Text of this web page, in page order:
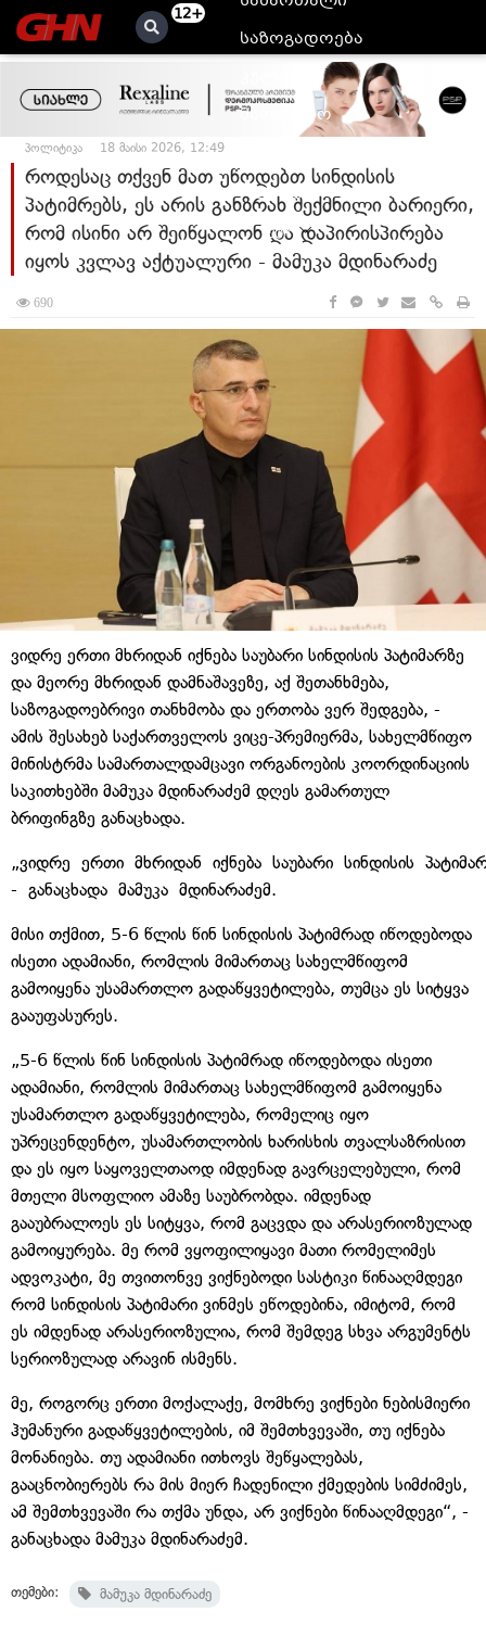
12+
საზოგადოება
კულტურა
მსოფლიო
ბლოგები
მეტი
პოლიტიკა 18 მაისი 2026, 12:49
როდესაც თქვენ მათ უწოდებთ სინდისის
პატიმრებს, ეს არის განზრახ შექმნილი ბარიერი,
რომ ისინი არ შეიწყალონ და დაპირისპირება
იყოს კვლავ აქტუალური - მამუკა მდინარაძე
690
ვიდრე ერთი მხრიდან იქნება საუბარი სინდისის პატიმარზე
და მეორე მხრიდან დამნაშავეზე, აქ შეთანხმება,
საზოგადოებრივი თანხმობა და ერთობა ვერ შედგება, -
ამის შესახებ საქართველოს ვიცე-პრემიერმა, სახელმწიფო
მინისტრმა სამართალდამცავი ორგანოების კოორდინაციის
საკითხებში მამუკა მდინარაძემ დღეს გამართულ
ბრიფინგზე განაცხადა.
„ვიდრე ერთი მხრიდან იქნება საუბარი სინდისის
- განაცხადა მამუკა მდინარაძემ.
მისი თქმით, 5-6 წლის წინ სინდისის პატიმრად იწოდებოდა
ისეთი ადამიანი, რომლის მიმართაც სახელმწიფომ
გამოიყენა უსამართლო გადაწყვეტილება, თუმცა ეს სიტყვა
გააუფასურეს.
„5-6 წლის წინ სინდისის პატიმრად იწოდებოდა ისეთი
ადამიანი, რომლის მიმართაც სახელმწიფომ გამოიყენა
უსამართლო გადაწყვეტილება, რომელიც იყო
უპრეცენდენტო, უსამართლობის ხარისხის თვალსაზრისით
და ეს იყო საყოველთაოდ იმდენად გავრცელებული, რომ
მთელი მსოფლიო ამაზე საუბრობდა. იმდენად
გააუბრალოეს ეს სიტყვა, რომ გაცვდა და არასერიოზულად
გამოიყურება. მე რომ ვყოფილიყავი მათი რომელიმეს
ადვოკატი, მე თვითონვე ვიქნებოდი სასტიკი წინააღმდეგი
რომ სინდისის პატიმარი ვინმეს ეწოდებინა, იმიტომ, რომ
ეს იმდენად არასერიოზულია, რომ შემდეგ სხვა არგუმენტს
სერიოზულად არავინ ისმენს.
მე, როგორც ერთი მოქალაქე, მომხრე ვიქნები ნებისმიერი
ჰუმანური გადაწყვეტილების, იმ შემთხვევაში, თუ იქნება
მონანიება. თუ ადამიანი ითხოვს შეწყალებას,
გააცნობიერებს რა მის მიერ ჩადენილი ქმედების სიმძიმეს,
ამ შემთხვევაში რა თქმა უნდა, არ ვიქნები წინააღმდეგი“, -
განაცხადა მამუკა მდინარაძემ.
თემები: მამუკა მდინარაძე